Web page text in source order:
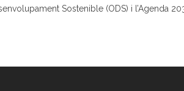
Sostenible (ODS) i l’Agenda